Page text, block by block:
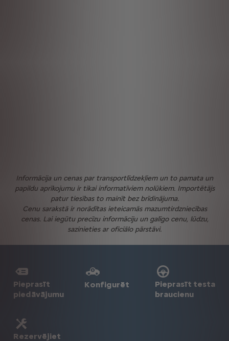
Informācija un cenas par transportlīdzekļiem un to pamata un
papildu aprīkojumu ir tikai informatīviem nolūkiem. Importētājs
patur tiesības to mainīt bez brīdinājuma.
Cenu sarakstā ir norādītas ieteicamās mazumtirdzniecības
cenas. Lai iegūtu precīzu informāciju un galīgo cenu, lūdzu,
sazinieties ar oficiālo pārstāvi.
Pieprasīt
piedāvājumu
Konfigurēt
Pieprasīt testa
braucienu
Rezervējiet